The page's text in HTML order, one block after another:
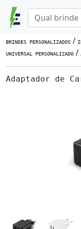
BRINDES PERSONALIZADOS /
UNIVERSAL PERSONALIZADO /
Adaptador de